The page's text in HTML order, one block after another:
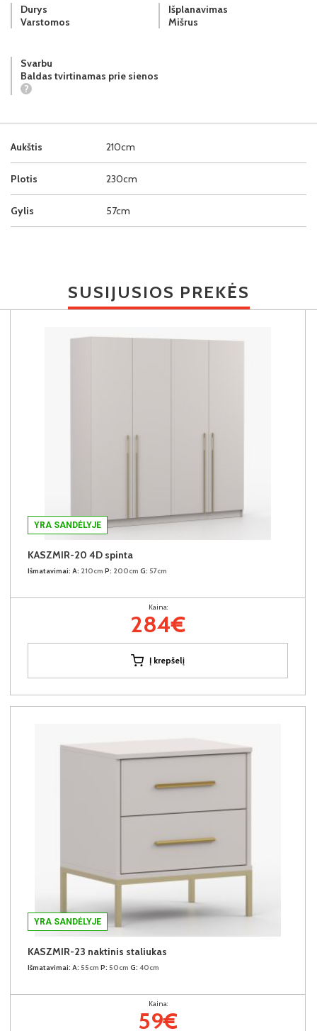
Aukštis 210cm
Plotis 230cm
Gylis 57cm
Durys
Varstomos
Išplanavimas
Mišrus
Svarbu
Baldas tvirtinamas prie sienos
?
SUSIJUSIOS PREKĖS
YRA SANDĖLYJE
KASZMIR-20 4D spinta
Išmatavimai: A: 210cm P: 200cm G: 57cm
Kaina:
284€
Į krepšelį
YRA SANDĖLYJE
KASZMIR-23 naktinis staliukas
Išmatavimai: A: 55cm P: 50cm G: 40cm
Kaina:
59€